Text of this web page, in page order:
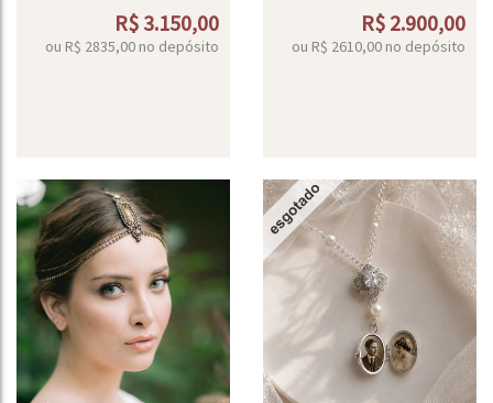
R$ 3.150,00
ou R$ 2835,00 no depósito
R$ 2.900,00
ou R$ 2610,00 no depósito